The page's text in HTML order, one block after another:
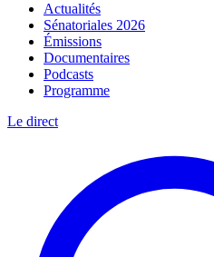
Actualités
Sénatoriales 2026
Émissions
Documentaires
Podcasts
Programme
Le direct